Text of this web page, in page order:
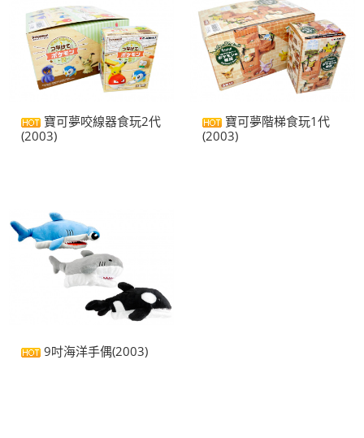
寶可夢咬線器食玩2代
(2003)
寶可夢階梯食玩1代
(2003)
9吋海洋手偶(2003)